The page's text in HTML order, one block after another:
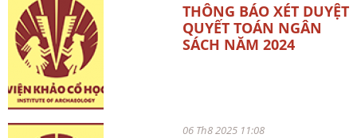
THÔNG BÁO XÉT DUYỆT
QUYẾT TOÁN NGÂN
SÁCH NĂM 2024
06 Th8 2025 11:08